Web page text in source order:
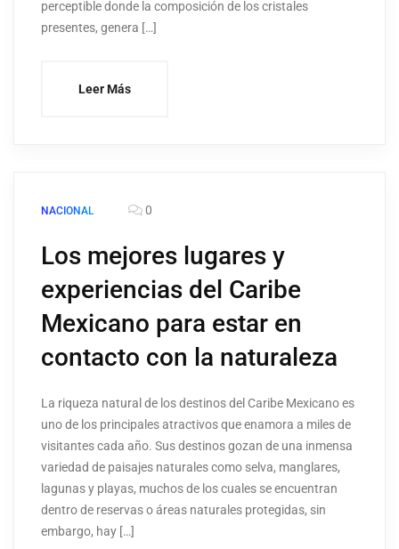
perceptible donde la composición de los cristales
presentes, genera […]
Leer Más
NACIONAL 0
Los mejores lugares y
experiencias del Caribe
Mexicano para estar en
contacto con la naturaleza
La riqueza natural de los destinos del Caribe Mexicano es
uno de los principales atractivos que enamora a miles de
visitantes cada año. Sus destinos gozan de una inmensa
variedad de paisajes naturales como selva, manglares,
lagunas y playas, muchos de los cuales se encuentran
dentro de reservas o áreas naturales protegidas, sin
embargo, hay […]